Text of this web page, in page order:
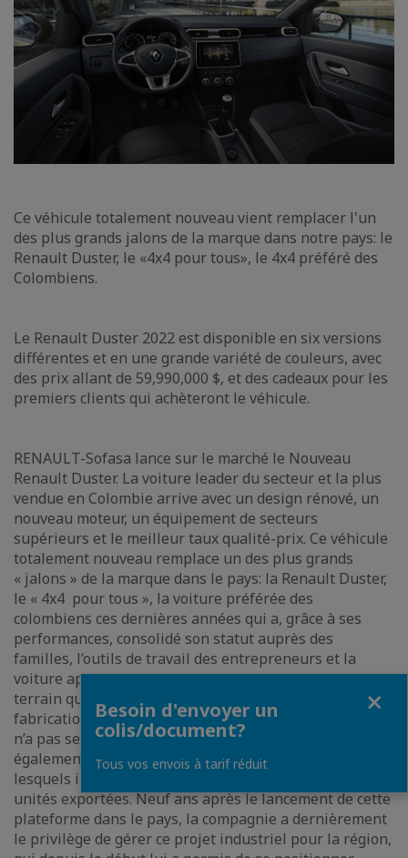
Ce véhicule totalement nouveau vient remplacer l'un
des plus grands jalons de la marque dans notre pays: le
Renault Duster, le «4x4 pour tous», le 4x4 préféré des
Colombiens.
Le Renault Duster 2022 est disponible en six versions
différentes et en une grande variété de couleurs, avec
des prix allant de 59,990,000 $, et des cadeaux pour les
premiers clients qui achèteront le véhicule.
RENAULT-Sofasa lance sur le marché le Nouveau
Renault Duster. La voiture leader du secteur et la plus
vendue en Colombie arrive avec un design rénové, un
nouveau moteur, un équipement de secteurs
supérieurs et le meilleur taux qualité-prix. Ce véhicule
totalement nouveau remplace un des plus grands
« jalons » de la marque dans le pays: la Renault Duster,
le « 4x4 pour tous », la voiture préférée des
colombiens ces dernières années qui a, grâce à ses
performances, consolidé son statut auprès des
familles, l’outils de travail des entrepreneurs et la
voiture appropriée auprès du grand public. Un tout
terrain qui a atteint des chiffres records en terme de
fabrication avec plus de 260 000 unités assemblées, qui
n’a pas seulement été un succès dans le pays, mais
également dans les 13 marchés d’exportation dans
lesquels il s’est commercialisé, avec plus de 170000
unités exportées. Neuf ans après le lancement de cette
plateforme dans le pays, la compagnie a dernièrement
le privilège de gérer ce projet industriel pour la région,
Besoin d'envoyer un
colis/document?
Tous vos envois à tarif réduit